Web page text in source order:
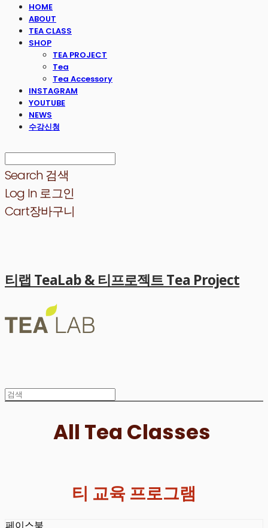
HOME
ABOUT
TEA CLASS
SHOP
TEA PROJECT
Tea
Tea Accessory
INSTAGRAM
YOUTUBE
NEWS
수강신청
Search검색
Log In로그인
Cart장바구니
티랩 TeaLab & 티프로젝트 Tea Project
All Tea Classes
티 교육 프로그램
페이스북